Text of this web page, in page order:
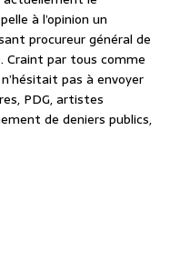
à l’opinion un
procureur général de
Craint par tous comme
pas à envoyer
PDG, artistes
de deniers publics,